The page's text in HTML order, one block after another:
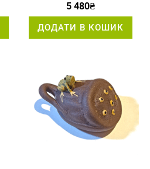
5 480₴
ДОДАТИ В КОШИК